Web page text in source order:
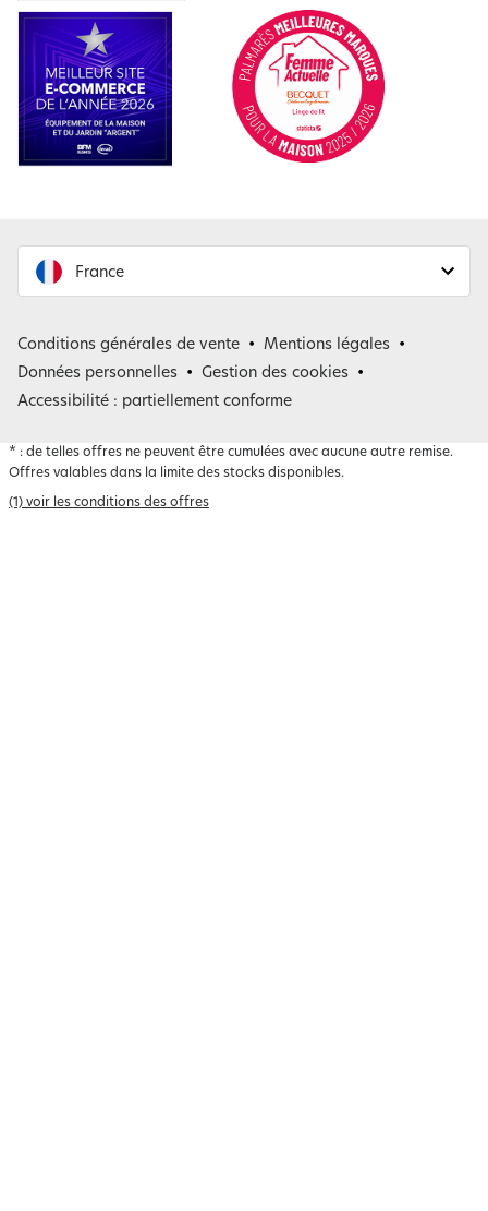
France
Belgique
Conditions générales de vente
Mentions légales
Données personnelles
Gestion des cookies
Accessibilité : partiellement conforme
* : de telles offres ne peuvent être cumulées avec aucune autre remise.
Offres valables dans la limite des stocks disponibles.
(1) voir les conditions des offres